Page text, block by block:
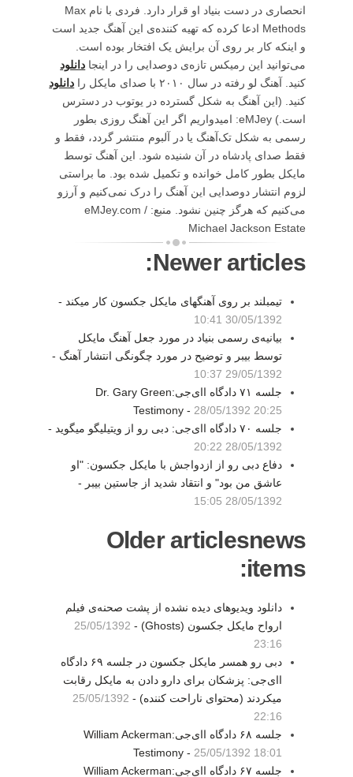
انحصاری در دست بنیاد او قرار دارد. فردی با نام Max
Methods ادعا کرده که تهیه کننده‌ی این آهنگ جدید است
و اینکه کار بر روی آن برایش یک افتخار بوده است.
می‌توانید این رمیکس تازه‌ی دوصدایی را در اینجا دانلود
کنید. آهنگ لو رفته در سال ۲۰۱۰ با صدای مایکل را
دانلود
کنید. (این آهنگ به شکل گسترده در یوتوب در دسترس
است.) eMJey: امیدواریم اگر این آهنگ روزی بطور
رسمی به شکل تک‌آهنگ یا در آلبوم منتشر گردد، فقط و
فقط صدای پادشاه در آن شنیده شود. این آهنگ توسط
مایکل بطور کامل خوانده و تکمیل شده بود. ما براستی
لزوم انتشار دوصدایی این آهنگ را درک نمی‌کنیم و آرزو
می‌کنیم که هرگز چنین نشود. منبع: eMJey.com /
Michael Jackson Estate
Newer articles:
تیمبلند بر روی آهنگهای مایکل جکسون کار میکند -
30/05/1392 10:41
بیانیه‌ی رسمی بنیاد در مورد جعل آهنگ مایکل
توسط بیبر و توضیح در مورد چگونگی انتشار آهنگ -
29/05/1392 10:37
جلسه ۷۱ دادگاه اای‌جی:Dr. Gary Green
Testimony - 28/05/1392 20:25
جلسه ۷۰ دادگاه اای‌جی: دبی رو از ویتیلیگو میگوید -
28/05/1392 20:22
دفاع دبی رو از ازدواجش با مایکل جکسون: "او
عاشق من بود" و انتقاد شدید از جاستین بیبر -
28/05/1392 15:05
Older articlesnews
items:
دانلود ویدیوهای دیده نشده از پشت صحنه‌ی فیلم
ارواح مایکل جکسون (Ghosts) -
25/05/1392
23:16
دبی رو همسر مایکل جکسون در جلسه ۶۹ دادگاه
اای‌جی: پزشکان برای دارو دادن به مایکل رقابت
میکردند (محتوای ناراحت کننده) - 25/05/1392
22:16
جلسه ۶۸ دادگاه اای‌جی:William Ackerman
Testimony - 25/05/1392 18:01
جلسه ۶۷ دادگاه اای‌جی:William Ackerman